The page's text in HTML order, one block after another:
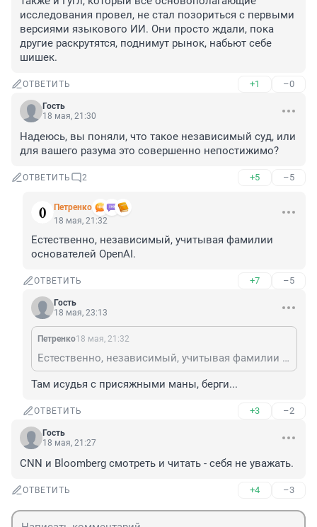
исследования провел, не стал позориться с первыми
версиями языкового ИИ. Они просто ждали, пока
другие раскрутятся, поднимут рынок, набьют себе
шишек.
ОТВЕТИТЬ +1 –0
Гость
18 мая, 21:30
Надеюсь, вы поняли, что такое независимый суд, или
для вашего разума это совершенно непостижимо?
ОТВЕТИТЬ 2 +5 –5
Петренко
18 мая, 21:32
Естественно, независимый, учитывая фамилии
основателей OpenAI.
ОТВЕТИТЬ +7 –5
Гость
18 мая, 23:13
Петренко18 мая, 21:32
Естественно, независимый, учитывая фамилии основателей OpenAI.
Там исудья с присяжными маны, берги...
ОТВЕТИТЬ +3 –2
Гость
18 мая, 21:27
CNN и Bloomberg смотреть и читать - себя не уважать.
ОТВЕТИТЬ +4 –3